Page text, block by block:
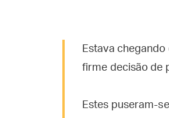
Estava
firme decisão de
Estes puseram-